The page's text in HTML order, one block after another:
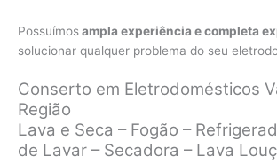
Possuímosampla experiência e completa
solucionar qualquer problema do seu
Conserto em Eletrodomésticos
Região
Lava e Seca – Fogão –
de Lavar – Secadora – Lava